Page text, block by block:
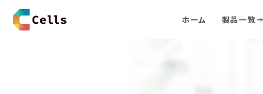
ホーム 製品一覧